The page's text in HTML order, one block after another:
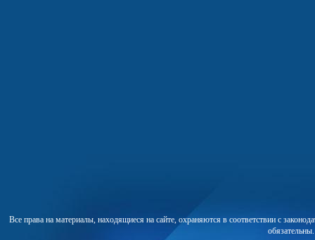
Все права на материалы, находящиеся на сайте, охраняются в соответствии с